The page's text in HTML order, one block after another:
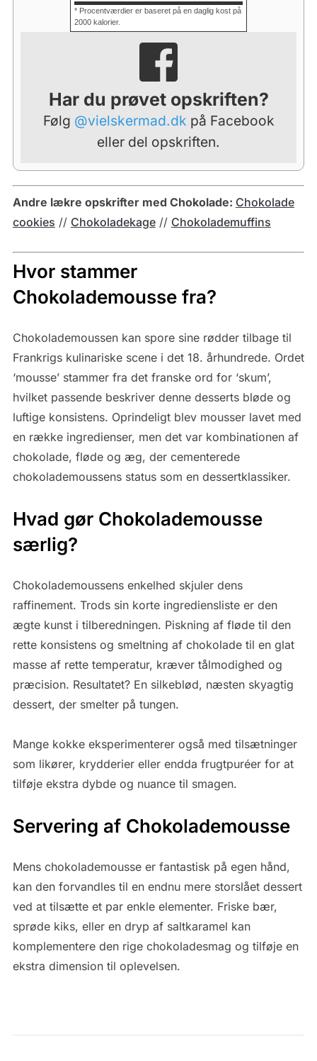
* Procentværdier er baseret på en daglig kost på
2000 kalorier.
Har du prøvet opskriften?
Følg @vielskermad.dk på Facebook
eller del opskriften.
Andre lækre opskrifter med Chokolade: Chokolade
cookies // Chokoladekage// Chokolademuffins
Hvor stammer
Chokolademousse fra?
Chokolademoussen kan spore sine rødder tilbage til
Frankrigs kulinariske scene i det 18. århundrede. Ordet
‘mousse’ stammer fra det franske ord for ‘skum’,
hvilket passende beskriver denne desserts bløde og
luftige konsistens. Oprindeligt blev mousser lavet med
en række ingredienser, men det var kombinationen af
chokolade, fløde og æg, der cementerede
chokolademoussens status som en dessertklassiker.
Hvad gør Chokolademousse
særlig?
Chokolademoussens enkelhed skjuler dens
raffinement. Trods sin korte ingrediensliste er den
ægte kunst i tilberedningen. Piskning af fløde til den
rette konsistens og smeltning af chokolade til en glat
masse af rette temperatur, kræver tålmodighed og
præcision. Resultatet? En silkeblød, næsten skyagtig
dessert, der smelter på tungen.
Mange kokke eksperimenterer også med tilsætninger
som likører, krydderier eller endda frugtpuréer for at
tilføje ekstra dybde og nuance til smagen.
Servering af Chokolademousse
Mens chokolademousse er fantastisk på egen hånd,
kan den forvandles til en endnu mere storslået dessert
ved at tilsætte et par enkle elementer. Friske bær,
sprøde kiks, eller en dryp af saltkaramel kan
komplementere den rige chokoladesmag og tilføje en
ekstra dimension til oplevelsen.